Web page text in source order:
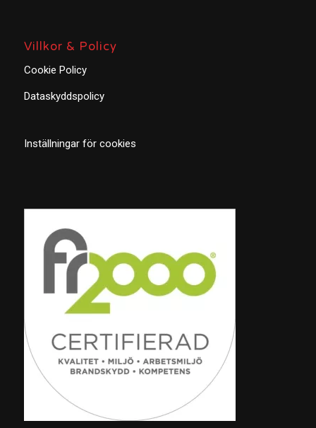
Villkor & Policy
Cookie Policy
Dataskyddspolicy
Inställningar för cookies